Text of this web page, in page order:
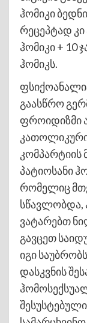
ჰომიკი
რეცეპტად
ჰომიკი + 10
ჰომიკს.
გაასწრო
ფროიდიზმი
კათოლიკური
კომპარტიის
პატიოსანი
რომელიც
სწავლობდა,
ვატარებთ
გავცეთ
იგი
დასკვნის